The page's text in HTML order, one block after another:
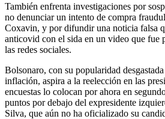
También enfrenta investigaciones por
no denunciar un intento de compra
Coxavin, y por difundir una noticia falsa
anticovid con el sida en un video que fue
las redes sociales.
Bolsonaro, con su popularidad
inflación, aspira a la reelección en las
encuestas lo colocan por ahora en
puntos por debajo del expresidente
Silva, que aún no ha oficializado su